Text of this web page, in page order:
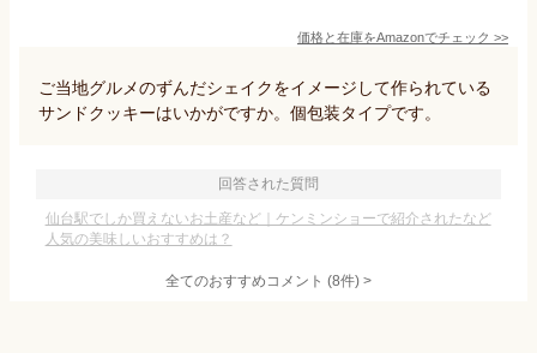
価格と在庫をAmazonでチェック >>
ご当地グルメのずんだシェイクをイメージして作られている
サンドクッキーはいかがですか。個包装タイプです。
回答された質問
仙台駅でしか買えないお土産など｜ケンミンショーで紹介されたなど
人気の美味しいおすすめは？
全てのおすすめコメント (8件) >